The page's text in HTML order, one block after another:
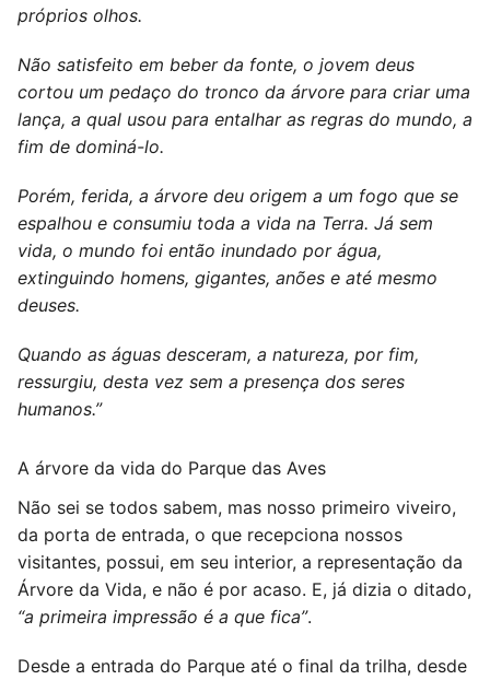
próprios olhos.
Não satisfeito em beber da fonte, o jovem deus
cortou um pedaço do tronco da árvore para criar uma
lança, a qual usou para entalhar as regras do mundo, a
fim de dominá-lo.
Porém, ferida, a árvore deu origem a um fogo que se
espalhou e consumiu toda a vida na Terra. Já sem
vida, o mundo foi então inundado por água,
extinguindo homens, gigantes, anões e até mesmo
deuses.
Quando as águas desceram, a natureza, por fim,
ressurgiu, desta vez sem a presença dos seres
humanos.”
A árvore da vida do Parque das Aves
Não sei se todos sabem, mas nosso primeiro viveiro,
da porta de entrada, o que recepciona nossos
visitantes, possui, em seu interior, a representação da
Árvore da Vida, e não é por acaso. E, já dizia o ditado,
“a primeira impressão é a que fica”.
Desde a entrada do Parque até o final da trilha, desde